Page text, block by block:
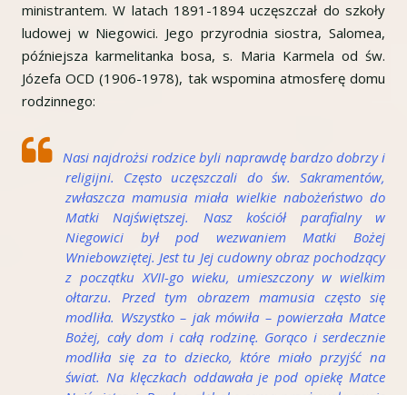
ministrantem. W latach 1891-1894 uczęszczał do szkoły
ludowej w Niegowici. Jego przyrodnia siostra, Salomea,
późniejsza karmelitanka bosa, s. Maria Karmela od św.
Józefa OCD (1906-1978), tak wspomina atmosferę domu
rodzinnego:
Nasi najdrożsi rodzice byli naprawdę bardzo dobrzy i
religijni. Często uczęszczali do św. Sakramentów,
zwłaszcza mamusia miała wielkie nabożeństwo do
Matki Najświętszej. Nasz kościół parafialny w
Niegowici był pod wezwaniem Matki Bożej
Wniebowziętej. Jest tu Jej cudowny obraz pochodzący
z początku XVII-go wieku, umieszczony w wielkim
ołtarzu. Przed tym obrazem mamusia często się
modliła. Wszystko – jak mówiła – powierzała Matce
Bożej, cały dom i całą rodzinę. Gorąco i serdecznie
modliła się za to dziecko, które miało przyjść na
świat. Na klęczkach oddawała je pod opiekę Matce